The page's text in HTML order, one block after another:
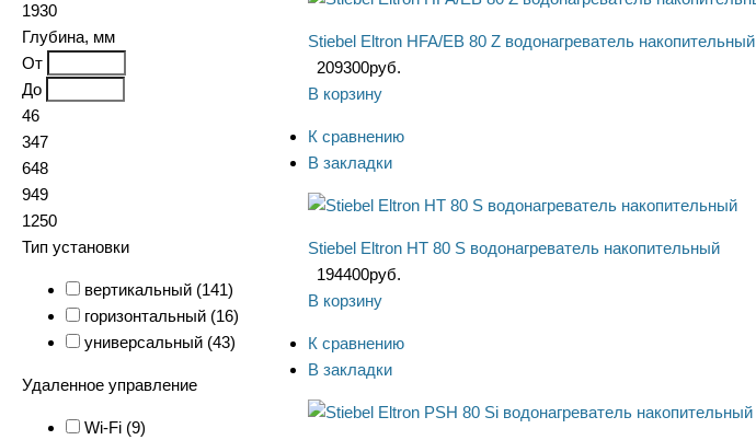
1930
Глубина, мм
От
До
46
347
648
949
1250
Тип установки
вертикальный (141)
горизонтальный (16)
универсальный (43)
Удаленное управление
Wi-Fi (9)
Stiebel Eltron HFA/EB 80 Z водонагреватель накопительный
209300руб.
В корзину
К сравнению
В закладки
Stiebel Eltron HT 80 S водонагреватель накопительный
194400руб.
В корзину
К сравнению
В закладки